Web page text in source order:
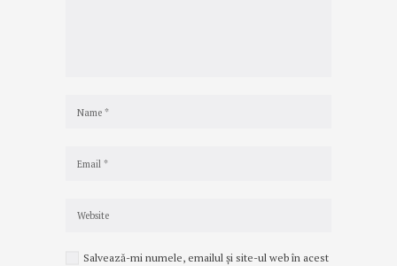
Salvează-mi numele, emailul și site-ul web în acest